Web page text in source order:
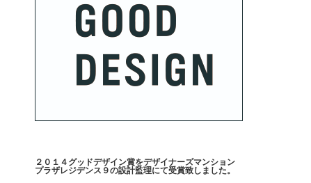
２０１４グッドデザイン賞をデザイナーズマンション
プラザレジデンス９の設計監理にて受賞致しました。